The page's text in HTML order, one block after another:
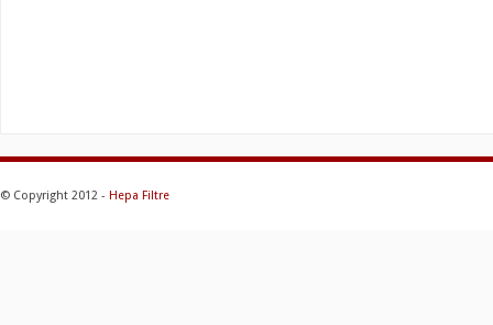
© Copyright 2012 - Hepa Filtre